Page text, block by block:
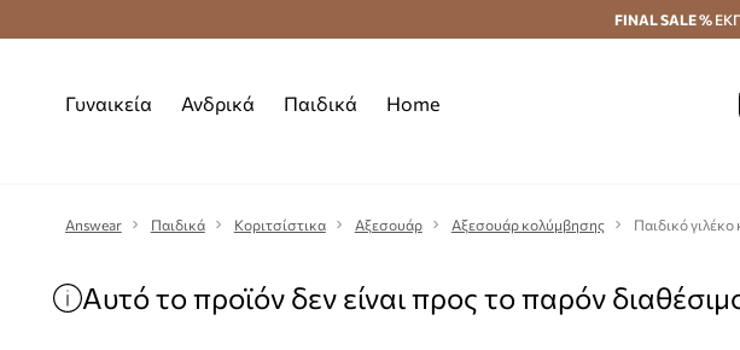
Δωρεάν μεταφορικά άνω των 70 €FINAL SALE %
Γυναικεία Ανδρικά Παιδικά Home
Answear Παιδικά Κοριτσίστικα Αξεσουάρ Αξεσουάρ κολύμβησης Παιδικό
Αυτό το προϊόν δεν είναι προς το παρόν